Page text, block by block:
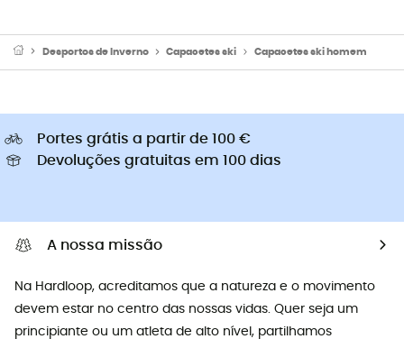
Desportos de Inverno Capacetes ski Capacetes ski homem
Portes grátis a partir de 100 €
Devoluções gratuitas em 100 dias
A nossa missão
Na Hardloop, acreditamos que a natureza e o movimento
devem estar no centro das nossas vidas. Quer seja um
principiante ou um atleta de alto nível, partilhamos